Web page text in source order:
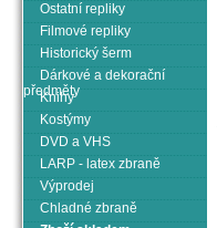
Ostatní repliky
Filmové repliky
Historický šerm
Dárkové a dekorační
předměty
Knihy
Kostýmy
DVD a VHS
LARP - latex zbraně
Výprodej
Chladné zbraně